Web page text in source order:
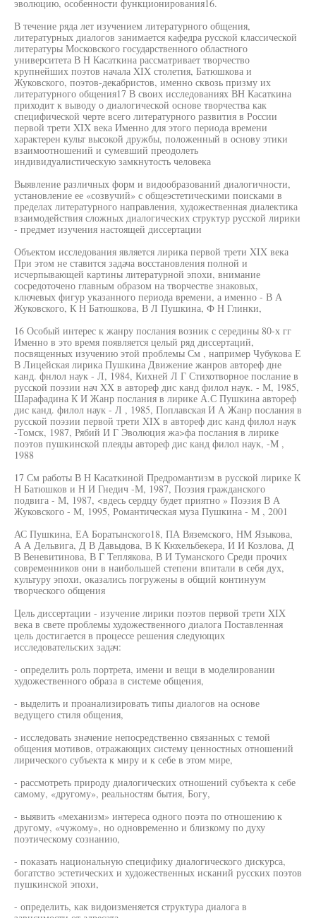
эволюцию, особенности функционирования16.
В течение ряда лет изучением литературного общения,
литературных диалогов занимается кафедра русской классической
литературы Московского государственного областного
университета В Н Касаткина рассматривает творчество
крупнейших поэтов начала XIX столетия, Батюшкова и
Жуковского, поэтов-декабристов, именно сквозь призму их
литературного общения17 В своих исследованиях ВН Касаткина
приходит к выводу о диалогической основе творчества как
специфической черте всего литературного развития в России
первой трети XIX века Именно для этого периода времени
характерен культ высокой дружбы, положенный в основу этики
взаимоотношений и сумевший преодолеть
индивидуалистическую замкнутость человека
Выявление различных форм и видообразований диалогичности,
установление ее «созвучий» с общеэстетическими поисками в
пределах литературного направления, художественная диалектика
взаимодействия сложных диалогических структур русской лирики
- предмет изучения настоящей диссертации
Объектом исследования является лирика первой трети XIX века
При этом не ставится задача восстановления полной и
исчерпывающей картины литературной эпохи, внимание
сосредоточено главным образом на творчестве знаковых,
ключевых фигур указанного периода времени, а именно - В А
Жуковского, К Н Батюшкова, В Л Пушкина, Ф Н Глинки,
16 Особый интерес к жанру послания возник с середины 80-х гг
Именно в это время появляется целый ряд диссертаций,
посвященных изучению этой проблемы См , например Чубукова Е
В Лицейская лирика Пушкина Движение жанров автореф дне
канд. фнлол наук - Л, 1984, Кихней Л Г Стихотворное послание в
русской поэзии нач XX в автореф дис канд филол наук. - М, 1985,
Шарафадина К И Жанр послания в лирике А.С Пушкина автореф
дис канд. филол наук - Л , 1985, Поплавская И А Жанр послания в
русской поэзии первой трети XIX в автореф дис канд филол наук
-Томск, 1987, Рябий И Г Эволюция жа>фа послания в лирике
поэтов пушкинской плеяды автореф дис канд филол наук, -М ,
1988
17 См работы В Н Касаткиной Предромантизм в русской лирике К
Н Батюшков и Н И Гнедич -М, 1987, Поэзия гражданского
подвига - М, 1987, <вдесь сердцу будет приятно » Поэзия В А
Жуковского - М, 1995, Романтическая муза Пушкина - М , 2001
АС Пушкина, ЕА Боратынского18, ПА Вяземского, НМ Языкова,
А А Дельвига, Д В Давыдова, В К Кюхельбекера, И И Козлова, Д
В Веневитинова, В Г Теплякова, В И Туманского Среди прочих
современников они в наибольшей степени впитали в себя дух,
культуру эпохи, оказались погружены в общий континуум
творческого общения
Цель диссертации - изучение лирики поэтов первой трети XIX
века в свете проблемы художественного диалога Поставленная
цель достигается в процессе решения следующих
исследовательских задач:
- определить роль портрета, имени и вещи в моделировании
художественного образа в системе общения,
- выделить и проанализировать типы диалогов на основе
ведущего стиля общения,
- исследовать значение непосредственно связанных с темой
общения мотивов, отражающих систему ценностных отношений
лирического субъекта к миру и к себе в этом мире,
- рассмотреть природу диалогических отношений субъекта к себе
самому, «другому», реальностям бытия, Богу,
- выявить «механизм» интереса одного поэта по отношению к
другому, «чужому», но одновременно и близкому по духу
поэтическому сознанию,
- показать национальную специфику диалогического дискурса,
богатство эстетических и художественных исканий русских поэтов
пушкинской эпохи,
- определить, как видоизменяется структура диалога в